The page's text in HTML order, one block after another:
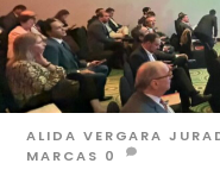
ALIDA VERGARA
MARCAS 0